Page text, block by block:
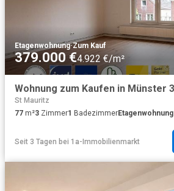
Etagenwohnung·Zum Kauf
379.000 €4.922 €/m²
St Mauritz
77 m²3 Zimmer1 BadezimmerEtagenwohnung
Seit 3 Tagen bei 1a-Immobilienmarkt